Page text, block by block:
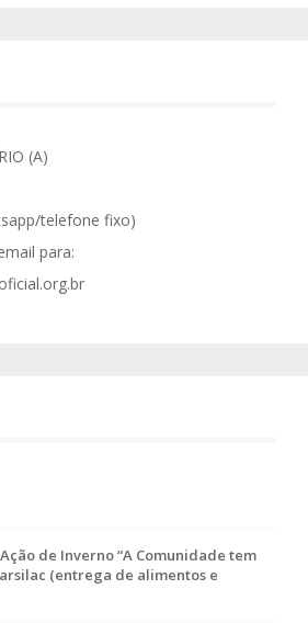
(A)
telefone fixo)
para:
Ação de Inverno “A Comunidade tem
(entrega de alimentos e